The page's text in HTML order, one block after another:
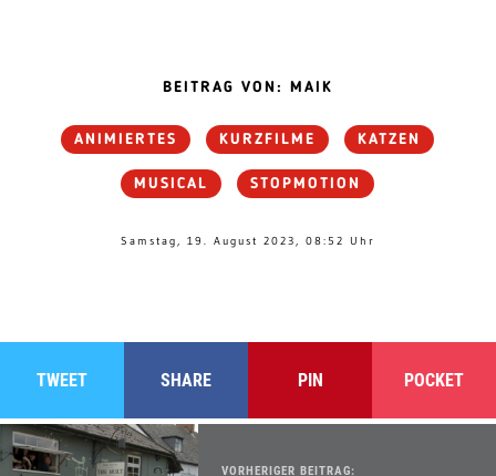
BEITRAG VON: MAIK
ANIMIERTES KURZFILME KATZEN
MUSICAL STOPMOTION
Samstag, 19. August 2023, 08:52 Uhr
TWEET SHARE PIN POCKET
VORHERIGER BEITRAG: